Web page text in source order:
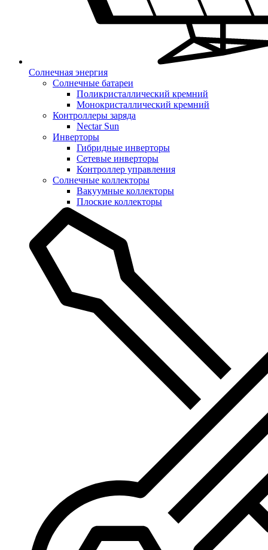
Солнечная энергия
Солнечные батареи
Поликристаллический кремний
Монокристаллический кремний
Контроллеры заряда
Nectar Sun
Инверторы
Гибридные инверторы
Сетевые инверторы
Контроллер управления
Солнечные коллекторы
Вакуумные коллекторы
Плоские коллекторы